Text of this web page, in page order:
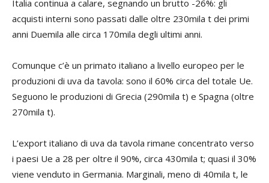
Italia continua a calare, segnando un brutto -26%: gli
acquisti interni sono passati dalle oltre 230mila t dei primi
anni Duemila alle circa 170mila degli ultimi anni.
Comunque c’è un primato italiano a livello europeo per le
produzioni di uva da tavola: sono il 60% circa del totale Ue.
Seguono le produzioni di Grecia (290mila t) e Spagna (oltre
270mila t).
L’export italiano di uva da tavola rimane concentrato verso
i paesi Ue a 28 per oltre il 90%, circa 430mila t; quasi il 30%
viene venduto in Germania. Marginali, meno di 40mila t, le